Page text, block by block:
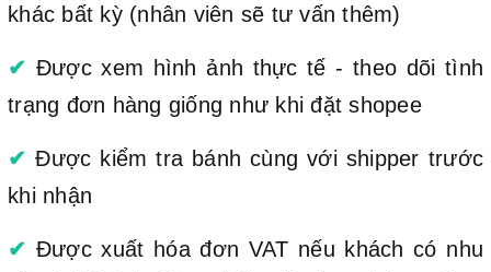
khác bất kỳ (nhân viên sẽ tư vấn thêm)
✔ Được xem hình ảnh thực tế - theo dõi tình
trạng đơn hàng giống như khi đặt shopee
✔ Được kiểm tra bánh cùng với shipper trước
khi nhận
✔ Được xuất hóa đơn VAT nếu khách có nhu